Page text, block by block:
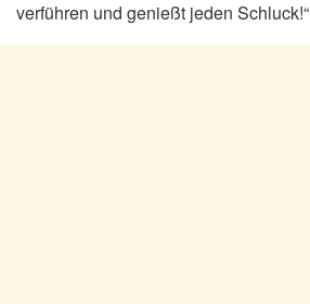
verführen und genießt jeden Schluck!“